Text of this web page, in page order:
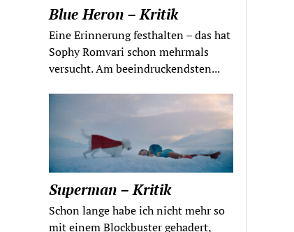
Blue Heron – Kritik
Eine Erinnerung festhalten – das hat
Sophy Romvari schon mehrmals
versucht. Am beeindruckendsten...
Superman – Kritik
Schon lange habe ich nicht mehr so
mit einem Blockbuster gehadert,